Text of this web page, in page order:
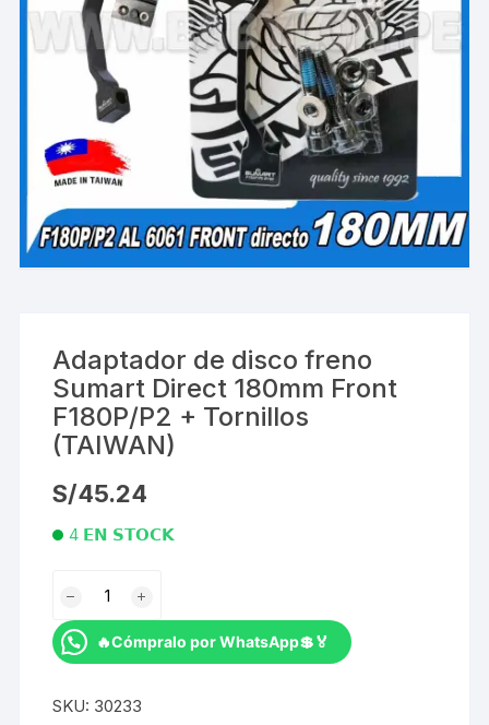
Adaptador de disco freno
Sumart Direct 180mm Front
F180P/P2 + Tornillos
(TAIWAN)
S/45.24
4 𝗘𝗡 𝗦𝗧𝗢𝗖𝗞
disco
freno
Direct
🔥Cómpralo por WhatsApp💲🏅
SKU: 30233